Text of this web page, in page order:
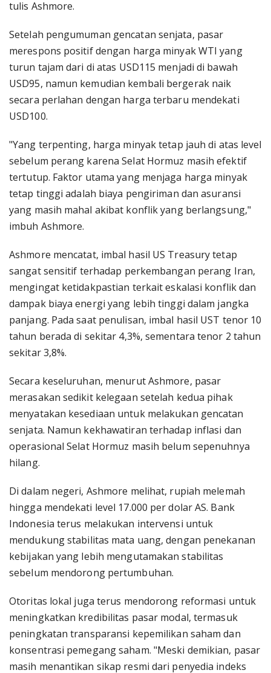
tulis Ashmore.
Setelah pengumuman gencatan senjata, pasar
merespons positif dengan harga minyak WTI yang
turun tajam dari di atas USD115 menjadi di bawah
USD95, namun kemudian kembali bergerak naik
secara perlahan dengan harga terbaru mendekati
USD100.
"Yang terpenting, harga minyak tetap jauh di atas level
sebelum perang karena Selat Hormuz masih efektif
tertutup. Faktor utama yang menjaga harga minyak
tetap tinggi adalah biaya pengiriman dan asuransi
yang masih mahal akibat konflik yang berlangsung,"
imbuh Ashmore.
Ashmore mencatat, imbal hasil US Treasury tetap
sangat sensitif terhadap perkembangan perang Iran,
mengingat ketidakpastian terkait eskalasi konflik dan
dampak biaya energi yang lebih tinggi dalam jangka
panjang. Pada saat penulisan, imbal hasil UST tenor 10
tahun berada di sekitar 4,3%, sementara tenor 2 tahun
sekitar 3,8%.
Secara keseluruhan, menurut Ashmore, pasar
merasakan sedikit kelegaan setelah kedua pihak
menyatakan kesediaan untuk melakukan gencatan
senjata. Namun kekhawatiran terhadap inflasi dan
operasional Selat Hormuz masih belum sepenuhnya
hilang.
Di dalam negeri, Ashmore melihat, rupiah melemah
hingga mendekati level 17.000 per dolar AS. Bank
Indonesia terus melakukan intervensi untuk
mendukung stabilitas mata uang, dengan penekanan
kebijakan yang lebih mengutamakan stabilitas
sebelum mendorong pertumbuhan.
Otoritas lokal juga terus mendorong reformasi untuk
meningkatkan kredibilitas pasar modal, termasuk
peningkatan transparansi kepemilikan saham dan
konsentrasi pemegang saham. "Meski demikian, pasar
masih menantikan sikap resmi dari penyedia indeks